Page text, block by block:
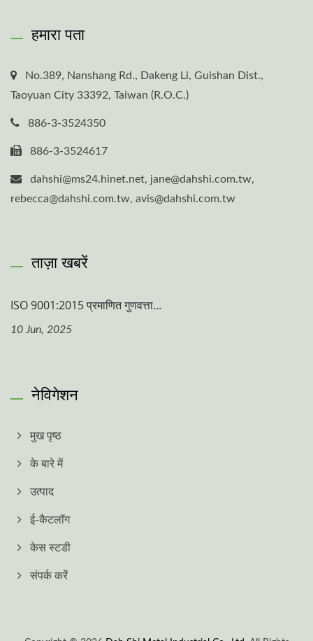
हमारा पता
No.389, Nanshang Rd., Dakeng Li, Guishan Dist.,
Taoyuan City 33392, Taiwan (R.O.C.)
886-3-3524350
886-3-3524617
dahshi@ms24.hinet.net, jane@dahshi.com.tw,
rebecca@dahshi.com.tw, avis@dahshi.com.tw
ताज़ा खबरें
ISO 9001:2015 प्रमाणित गुणवत्ता...
10 Jun, 2025
नेविगेशन
मुख पृष्ठ
के बारे में
उत्पाद
ई-कैटलॉग
केस स्टडी
संपर्क करें